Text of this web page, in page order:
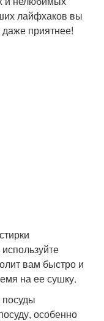
лайфхаков вы
приятнее!
вам быстро и
на ее сушку.
особенно